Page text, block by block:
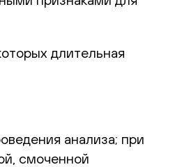
длительная
анализа; при
смоченной